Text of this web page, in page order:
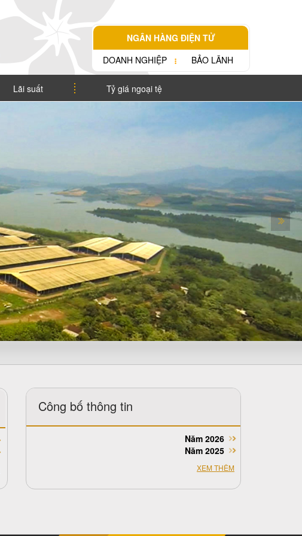
NGÂN HÀNG ĐIỆN TỬ
DOANH NGHIỆP
BẢO LÃNH
Lãi suất Tỷ giá ngoại tệ
Công bố thông tin
Năm 2026
Năm 2025
XEM THÊM